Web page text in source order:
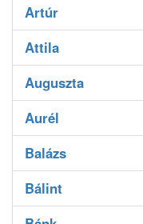
Artúr
Attila
Auguszta
Aurél
Balázs
Bálint